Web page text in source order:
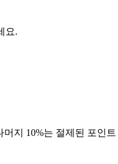
요.
지 10%는 절제된 포인